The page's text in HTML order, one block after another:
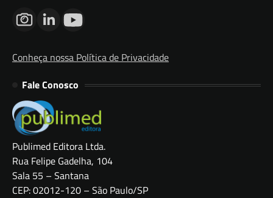
Conheça nossa Política de Privacidade
Fale Conosco
Publimed Editora Ltda.
Rua Felipe Gadelha, 104
Sala 55 – Santana
CEP: 02012-120 – São Paulo/SP